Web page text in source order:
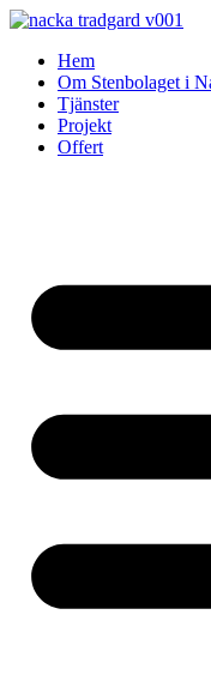
Skip
contentHem
Om Stenbolaget i
Tjänster
Projekt
Offert